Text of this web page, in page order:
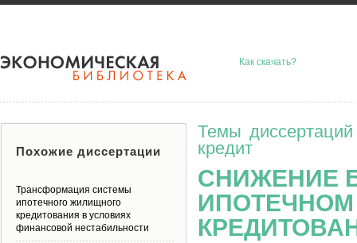
Как скачать?
Темы
кредит
СНИЖЕНИЕ
Похожие диссертации
Трансформация системы
ипотечного жилищного
кредитования в условиях
финансовой нестабильности